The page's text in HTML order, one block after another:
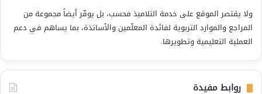
ولا يقتصر الموقع على خدمة التلاميذ فحسب، بل يوفّر أيضاً مجموعة من
المراجع والموارد التربوية لفائدة المعلّمين والأساتذة، بما يساهم في دعم
العملية التعليمية وتطويرها.
روابط مفيدة